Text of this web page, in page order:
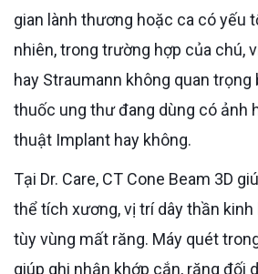
gian lành thương hoặc ca có yếu
nhiên, trong trường hợp của chú,
hay Straumann không quan
thuốc ung thư đang dùng có ảnh
thuật Implant hay không.
Tại Dr. Care, CT Cone Beam 3D giúp bác sĩ đánh giá
thể tích xương, vị trí dây thần
tùy vùng mất răng. Máy quét
giúp ghi nhận khớp cắn, răng đối